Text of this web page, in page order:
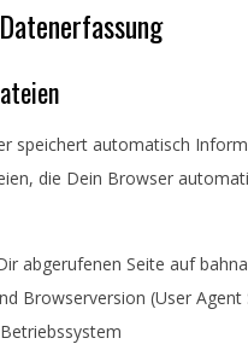
speichert automatisch
die Dein Browser
abgerufenen Seite auf
Browserversion (User Agent